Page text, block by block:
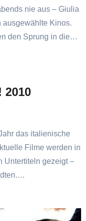
nie aus – Giulia
ausgewählte Kinos.
den Sprung in die…
2010
das italienische
Filme werden in
Untertiteln gezeigt –